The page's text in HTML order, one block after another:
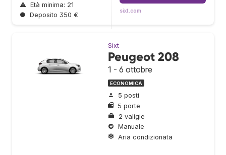
⚠ Età minima: 21
● Deposito 350 €
sixt.com
Sixt
Peugeot 208
1 - 6 ottobre
ECONOMICA
5 posti
5 porte
2 valigie
Manuale
Aria condizionata